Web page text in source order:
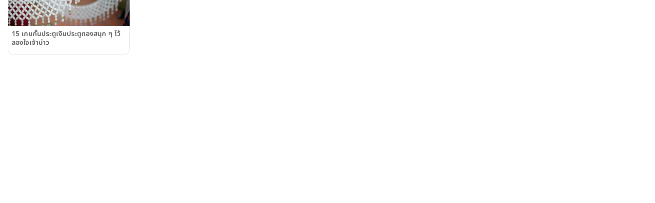
15 เกมกั้นประตูเงินประตูทองสนุก ๆ ไว้
ลองใจเจ้าบ่าว